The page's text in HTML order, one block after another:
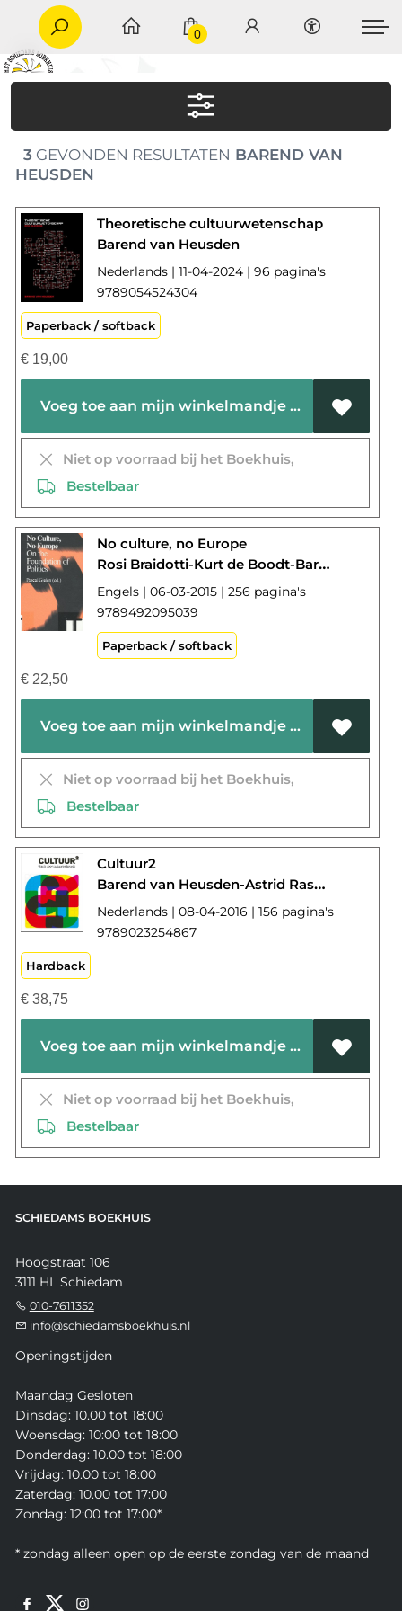
0
3GEVONDEN RESULTATEN BAREND VAN
HEUSDEN
Theoretische cultuurwetenschap
Barend van Heusden
Nederlands | 11-04-2024 | 96 pagina's
9789054524304
Paperback / softback
€19,00
Voeg toe aan mijn winkelmandje
Niet op voorraad bij het Boekhuis,
Bestelbaar
No culture, no Europe
Rosi Braidotti-Kurt de Boodt-Barend van Heusden-Andreas Kinneging
Engels | 06-03-2015 | 256 pagina's
9789492095039
Paperback / softback
€22,50
Voeg toe aan mijn winkelmandje
Niet op voorraad bij het Boekhuis,
Bestelbaar
Cultuur2
Barend van Heusden-Astrid Rass-Jeroen Tans
Nederlands | 08-04-2016 | 156 pagina's
9789023254867
Hardback
€38,75
Voeg toe aan mijn winkelmandje
Niet op voorraad bij het Boekhuis,
Bestelbaar
SCHIEDAMS BOEKHUIS
Hoogstraat 106
3111 HL Schiedam
010-7611352
info@schiedamsboekhuis.nl
Openingstijden
Maandag Gesloten
Dinsdag: 10.00 tot 18:00
Woensdag: 10:00 tot 18:00
Donderdag: 10.00 tot 18:00
Vrijdag: 10.00 tot 18:00
Zaterdag: 10.00 tot 17:00
Zondag: 12:00 tot 17:00*
* zondag alleen open op de eerste zondag van de maand